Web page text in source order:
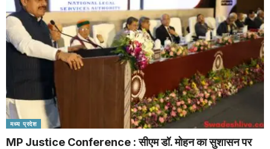
मध्य प्रदेश
MP Justice Conference : सीएम डॉ. मोहन का सुशासन पर